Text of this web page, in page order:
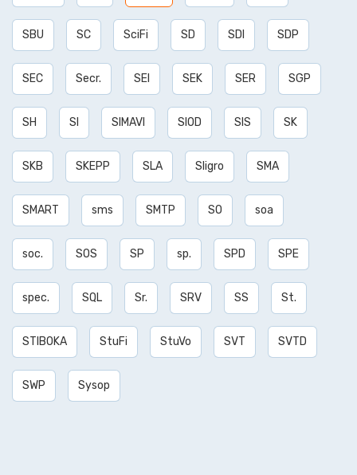
SBU SC SciFi SD SDI SDP
SEC Secr. SEI SEK SER SGP
SH SI SIMAVI SIOD SIS SK
SKB SKEPP SLA Sligro SMA
SMART sms SMTP SO soa
soc. SOS SP sp. SPD SPE
spec. SQL Sr. SRV SS St.
STIBOKA StuFi StuVo SVT SVTD
SWP Sysop